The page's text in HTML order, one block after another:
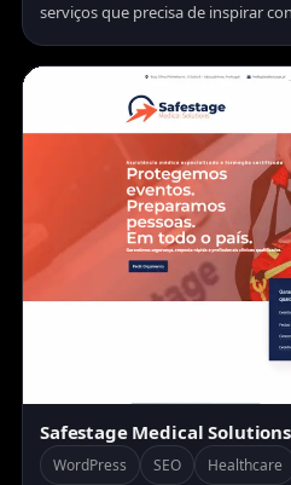
serviços que precisa de inspirar
Safestage Medical Solutions
WordPress SEO Healthcare